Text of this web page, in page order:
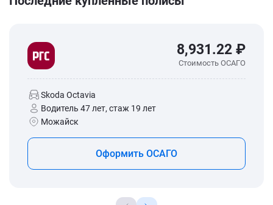
8,931.22 ₽
Стоимость ОСАГО
Skoda Octavia
Водитель 47 лет, стаж 19 лет
Можайск
Оформить ОСАГО